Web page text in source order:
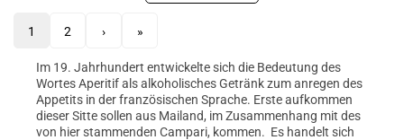
1 2 › »
Im 19. Jahrhundert entwickelte sich die Bedeutung des
Wortes Aperitif als alkoholisches Getränk zum anregen des
Appetits in der französischen Sprache. Erste aufkommen
dieser Sitte sollen aus Mailand, im Zusammenhang mit des
von hier stammenden Campari, kommen. Es handelt sich